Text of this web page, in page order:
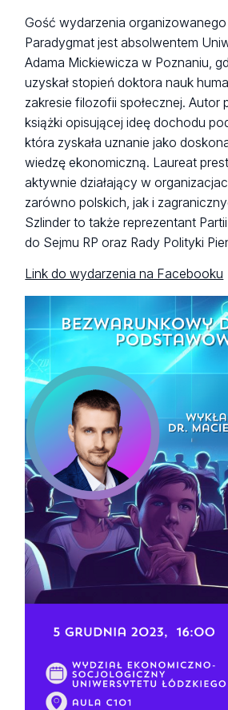
Gość wydarzenia
Paradygmat jest absolwentem
Adama Mickiewicza w Poznaniu,
uzyskał stopień doktora nauk
zakresie filozofii społecznej. Autor
książki opisującej ideę dochodu
która zyskała uznanie jako
wiedzę ekonomiczną. Laureat
aktywnie działający w
zarówno polskich, jak i
Szlinder to także reprezentant
do Sejmu RP oraz Rady Polityki
Link do wydarzenia na Facebooku